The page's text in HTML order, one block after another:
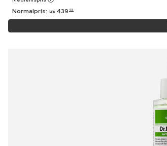
Normalpris: SEK 439 95